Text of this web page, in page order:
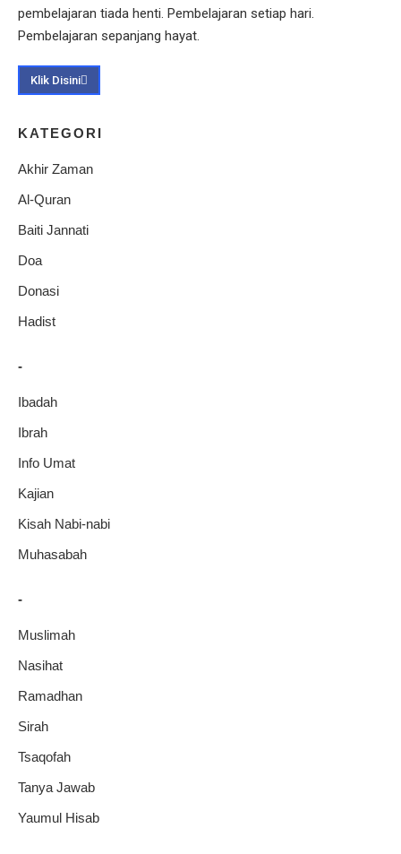
pembelajaran tiada henti. Pembelajaran setiap hari.
Pembelajaran sepanjang hayat.
Klik Disini
KATEGORI
Akhir Zaman
Al-Quran
Baiti Jannati
Doa
Donasi
Hadist
-
Ibadah
Ibrah
Info Umat
Kajian
Kisah Nabi-nabi
Muhasabah
-
Muslimah
Nasihat
Ramadhan
Sirah
Tsaqofah
Tanya Jawab
Yaumul Hisab